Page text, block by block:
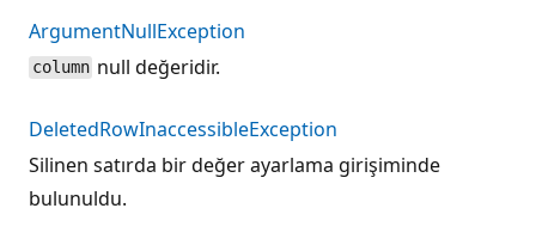
ArgumentNullException
column null değeridir.
DeletedRowInaccessibleException
Silinen satırda bir değer ayarlama girişiminde
bulunuldu.